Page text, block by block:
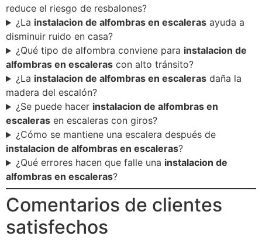
reduce el riesgo de resbalones?
¿La instalacion de alfombras en escalerasayuda a
disminuir ruido en casa?
¿Qué tipo de alfombra conviene para instalacion de
alfombras en escaleras con alto tránsito?
¿La instalacion de alfombras en escalerasdaña la
madera del escalón?
¿Se puede hacer instalacion de alfombras en
escaleras en escaleras con giros?
¿Cómo se mantiene una escalera después de
instalacion de alfombras en escaleras?
¿Qué errores hacen que falle una instalacion de
alfombras en escaleras?
Comentarios de clientes
satisfechos